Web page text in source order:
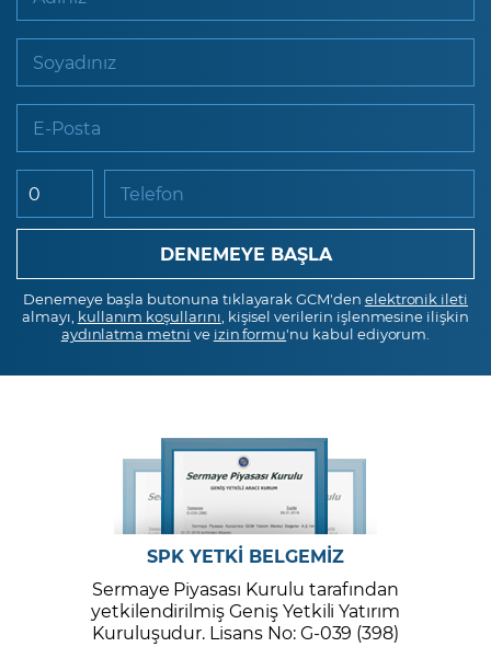
Soyadınız
E-Posta
Telefon
Denemeye başla butonuna tıklayarak GCM'den elektronik ileti
almayı, kullanım koşullarını , kişisel verilerin işlenmesine ilişkin
aydınlatma metni ve izin formu'nu kabul ediyorum.
SPK YETKİ BELGEMİZ
Sermaye Piyasası Kurulu tarafından
yetkilendirilmiş Geniş Yetkili Yatırım
Kuruluşudur. Lisans No: G-039 (398)